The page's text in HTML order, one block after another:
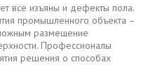
все изъяны и дефекты пола.
промышленного объекта –
размещение
Профессионалы
решения о способах